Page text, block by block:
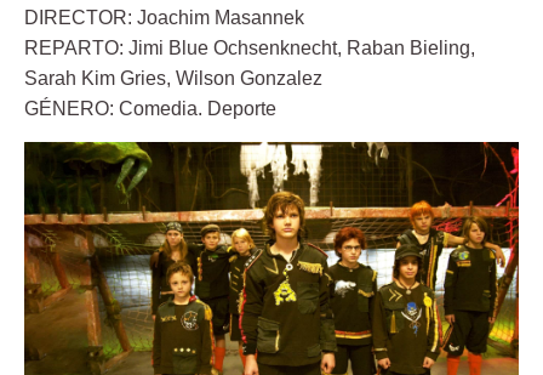
DIRECTOR: Joachim Masannek
REPARTO: Jimi Blue Ochsenknecht, Raban Bieling,
Sarah Kim Gries, Wilson Gonzalez
GÉNERO: Comedia. Deporte